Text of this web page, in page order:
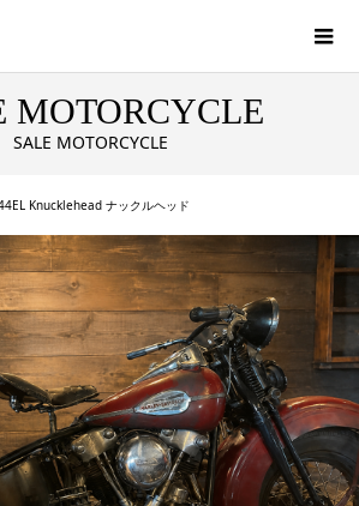
MOTORCYCLE
SALE MOTORCYCLE
Knucklehead ナックルヘッド